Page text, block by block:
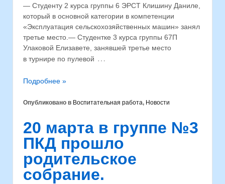
— Студенту 2 курса группы 6 ЭРСТ Клишину Даниле,
который в основной категории в компетенции
«Эксплуатация сельскохозяйственных машин» занял
третье место.— Студентке 3 курса группы 67П
Улаковой Елизавете, занявшей третье место
в турнире по пулевой …
Подробнее »
Опубликовано в Воспитательная работа, Новости
20 марта в группе №3
ПКД прошло
родительское
собрание.